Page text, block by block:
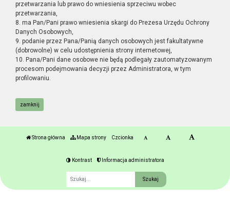
przetwarzania lub prawo do wniesienia sprzeciwu wobec
przetwarzania,
8. ma Pan/Pani prawo wniesienia skargi do Prezesa Urzędu Ochrony
Danych Osobowych,
9. podanie przez Pana/Panią danych osobowych jest fakultatywne
(dobrowolne) w celu udostępnienia strony internetowej,
10. Pana/Pani dane osobowe nie będą podlegały zautomatyzowanym
procesom podejmowania decyzji przez Administratora, w tym
profilowaniu.
zamknij
Strona główna Mapa strony Czcionka
Kontrast Informacja administratora